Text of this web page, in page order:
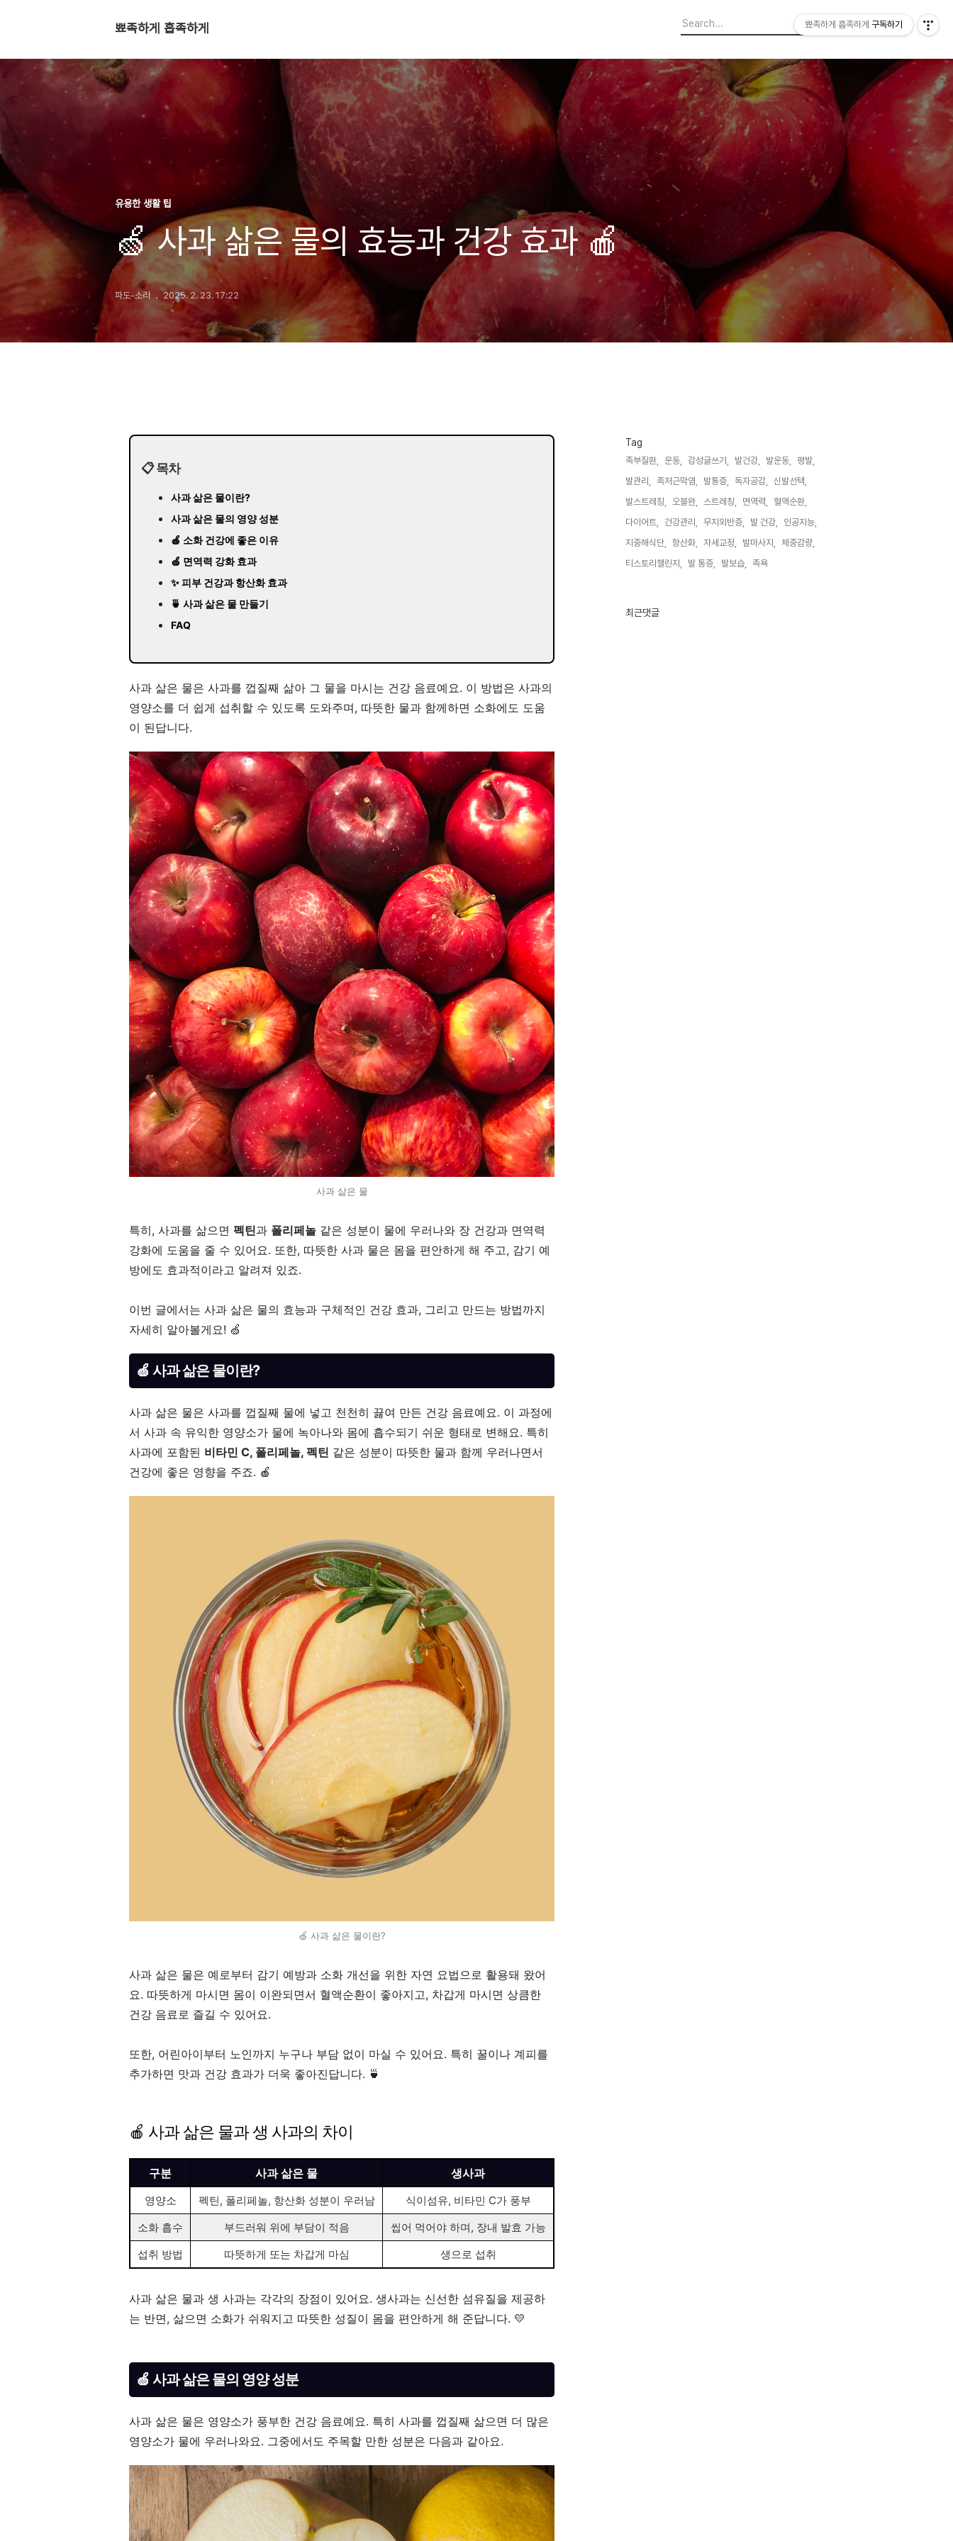
뾰족하게 흡족하게
유용한 생활 팁
🍏 사과 삶은 물의 효능과 건강 효과 🍎
파도-소리 2025. 2. 23. 17:22
📋 목차
사과 삶은 물이란?
사과 삶은 물의 영양 성분
🍎 소화 건강에 좋은 이유
🍏 면역력 강화 효과
✨ 피부 건강과 항산화 효과
🍵 사과 삶은 물 만들기
FAQ
사과 삶은 물은 사과를 껍질째 삶아 그 물을 마시는 건강 음료예요. 이 방법은 사과의
영양소를 더 쉽게 섭취할 수 있도록 도와주며, 따뜻한 물과 함께하면 소화에도 도움
이 된답니다.
사과 삶은 물
특히, 사과를 삶으면 펙틴과 폴리페놀 같은 성분이 물에 우러나와 장 건강과 면역력
강화에 도움을 줄 수 있어요. 또한, 따뜻한 사과 물은 몸을 편안하게 해 주고, 감기 예
방에도 효과적이라고 알려져 있죠.
이번 글에서는 사과 삶은 물의 효능과 구체적인 건강 효과, 그리고 만드는 방법까지
자세히 알아볼게요! 🍏
🍏 사과 삶은 물이란?
사과 삶은 물은 사과를 껍질째 물에 넣고 천천히 끓여 만든 건강 음료예요. 이 과정에
서 사과 속 유익한 영양소가 물에 녹아나와 몸에 흡수되기 쉬운 형태로 변해요. 특히
사과에 포함된 비타민 C, 폴리페놀, 펙틴 같은 성분이 따뜻한 물과 함께 우러나면서
건강에 좋은 영향을 주죠. 🍎
🍏 사과 삶은 물이란?
사과 삶은 물은 예로부터 감기 예방과 소화 개선을 위한 자연 요법으로 활용돼 왔어
요. 따뜻하게 마시면 몸이 이완되면서 혈액순환이 좋아지고, 차갑게 마시면 상큼한
건강 음료로 즐길 수 있어요.
또한, 어린아이부터 노인까지 누구나 부담 없이 마실 수 있어요. 특히 꿀이나 계피를
추가하면 맛과 건강 효과가 더욱 좋아진답니다. 🍵
🍎 사과 삶은 물과 생 사과의 차이
구분 사과 삶은 물 생사과
영양소 펙틴, 폴리페놀, 항산화 성분이 우러남
식이섬유, 비타민 C가 풍부
소화 흡수
부드러워 위에 부담이 적음
씹어 먹어야 하며, 장내 발효 가능
섭취 방법
따뜻하게 또는 차갑게 마심 생으로 섭취
사과 삶은 물과 생 사과는 각각의 장점이 있어요. 생사과는 신선한 섬유질을 제공하
는 반면, 삶으면 소화가 쉬워지고 따뜻한 성질이 몸을 편안하게 해 준답니다. 💛
🍏 사과 삶은 물의 영양 성분
사과 삶은 물은 영양소가 풍부한 건강 음료예요. 특히 사과를 껍질째 삶으면 더 많은
영양소가 물에 우러나와요. 그중에서도 주목할 만한 성분은 다음과 같아요.
Tag
족부질환, 운동, 감성글쓰기, 발건강, 발운동,
평발,
발관리,
족저근막염, 발통증, 독자공감,
신발선택,
발스트레칭,
오블완, 스트레칭, 면역력,
혈액순환,
다이어트,
건강관리, 무지외반증, 발 건강,
인공지능,
지중해식단,
항산화, 자세교정, 발마사지,
체중감량,
티스토리챌린지,
발 통증, 발보습, 족욕,
최근댓글
뾰족하게 흡족하게 구독하기